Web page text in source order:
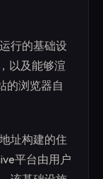
行的基础设
以及能够渲
的浏览器自
址构建的住
平台由用户